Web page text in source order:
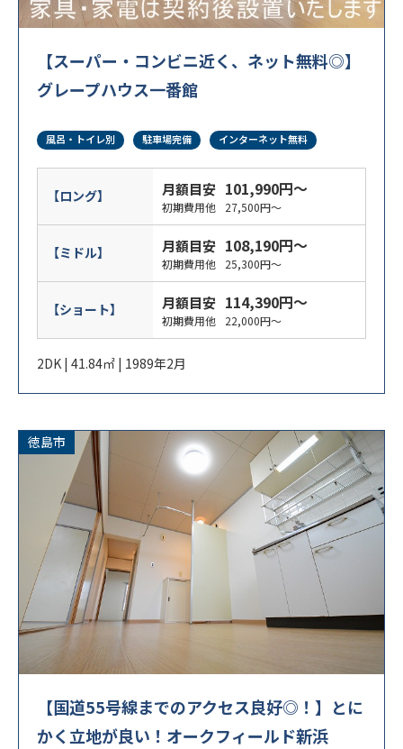
【スーパー・コンビニ近く、ネット無料◎】
グレープハウス一番館
風呂・トイレ別 駐車場完備 インターネット無料
【ロング】 月額目安 101,990円～
初期費用他 27,500円～
【ミドル】 月額目安 108,190円～
初期費用他 25,300円～
【ショート】 月額目安 114,390円～
初期費用他 22,000円～
2DK | 41.84㎡ | 1989年2月
徳島市
【国道55号線までのアクセス良好◎！】とに
かく立地が良い！オークフィールド新浜